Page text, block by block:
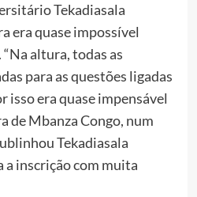
Tekadiasala
era quase impossível
altura, todas as
para as questões ligadas
isso era quase impensável
de Mbanza Congo, num
Tekadiasala
a inscrição com muita